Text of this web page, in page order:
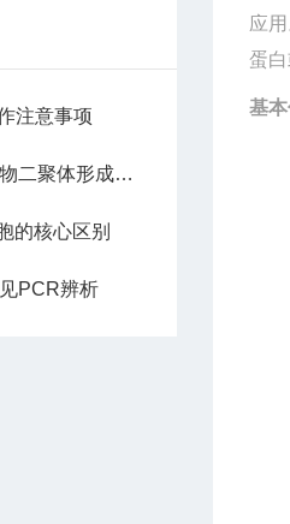
注意事项
形成的作用机制
的核心区别
PCR辨析
应
蛋
基